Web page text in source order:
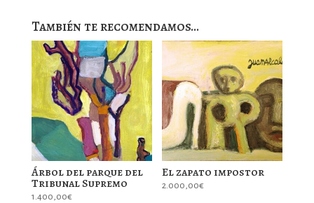
También te recomendamos…
Árbol del parque del
Tribunal Supremo
1.400,00€
El zapato impostor
2.000,00€